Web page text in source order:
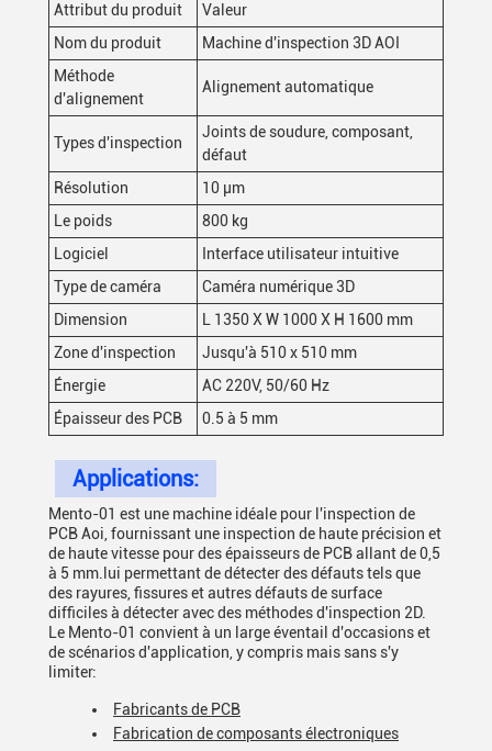
Attribut du produit
Valeur
Nom du produit
Machine d'inspection 3D AOI
Méthode
d'alignement
Alignement automatique
Types d'inspection
Joints de soudure, composant,
défaut
Résolution
10 μm
Le poids
800 kg
Logiciel
Interface utilisateur intuitive
Type de caméra
Caméra numérique 3D
Dimension
L 1350 X W 1000 X H 1600 mm
Zone d'inspection
Jusqu'à 510 x 510 mm
Énergie
AC 220V, 50/60 Hz
Épaisseur des PCB
0.5 à 5 mm
Applications:
Mento-01 est une machine idéale pour l'inspection de
PCB Aoi, fournissant une inspection de haute précision et
de haute vitesse pour des épaisseurs de PCB allant de 0,5
à 5 mm.lui permettant de détecter des défauts tels que
des rayures, fissures et autres défauts de surface
difficiles à détecter avec des méthodes d'inspection 2D.
Le Mento-01 convient à un large éventail d'occasions et
de scénarios d'application, y compris mais sans s'y
limiter:
Fabricants de PCB
Fabrication de composants électroniques